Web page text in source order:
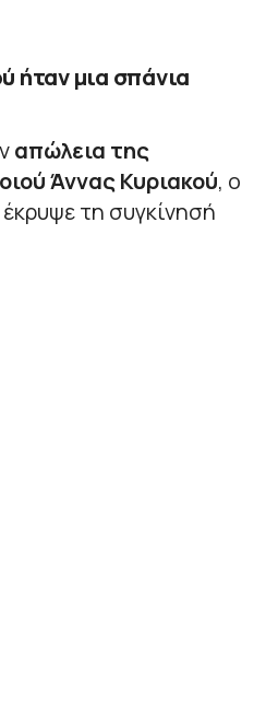
ήταν μια σπάνια
απώλεια της
Άννας Κυριακού, ο
τη συγκίνησή